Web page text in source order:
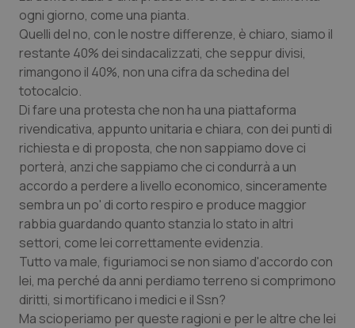
Rene & patologie urogenitali
Salute orale & impianti
Sangue & coagulazione
Tiroide
Tumore al seno
Tumore ovarico
Tumori del Polmone & Testa Collo
Tumori gastrointestinali
ogni giorno, come una pianta.
Quelli del no, con le nostre differenze, è chiaro, siamo il
restante 40% dei sindacalizzati, che seppur divisi,
rimangono il 40%, non una cifra da schedina del
totocalcio.
Di fare una protesta che non ha una piattaforma
rivendicativa, appunto unitaria e chiara, con dei punti di
richiesta e di proposta, che non sappiamo dove ci
porterà, anzi che sappiamo che ci condurrà a un
accordo a perdere a livello economico, sinceramente
sembra un po' di corto respiro e produce maggior
rabbia guardando quanto stanzia lo stato in altri
settori, come lei correttamente evidenzia.
Tutto va male, figuriamoci se non siamo d'accordo con
lei, ma perché da anni perdiamo terreno si comprimono
diritti, si mortificano i medici e il Ssn?
Ma scioperiamo per queste ragioni e per le altre che lei